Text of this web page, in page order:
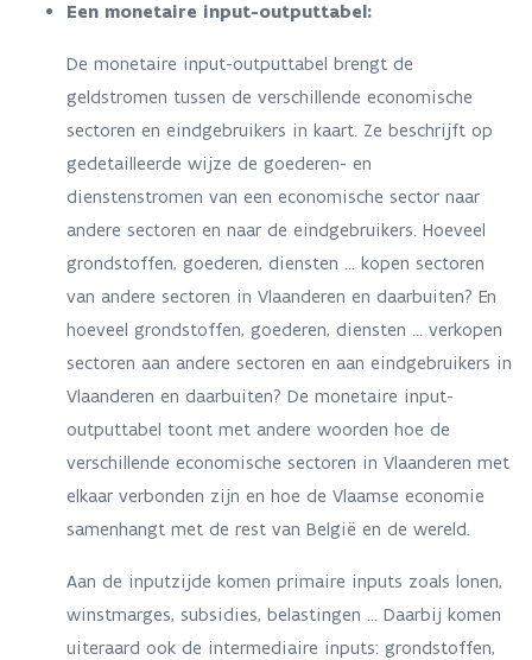
Een monetaire input-outputtabel:
De monetaire input-outputtabel brengt de
geldstromen tussen de verschillende economische
sectoren en eindgebruikers in kaart. Ze beschrijft op
gedetailleerde wijze de goederen- en
dienstenstromen van een economische sector naar
andere sectoren en naar de eindgebruikers. Hoeveel
grondstoffen, goederen, diensten ... kopen sectoren
van andere sectoren in Vlaanderen en daarbuiten? En
hoeveel grondstoffen, goederen, diensten ... verkopen
sectoren aan andere sectoren en aan eindgebruikers in
Vlaanderen en daarbuiten? De monetaire input-
outputtabel toont met andere woorden hoe de
verschillende economische sectoren in Vlaanderen met
elkaar verbonden zijn en hoe de Vlaamse economie
samenhangt met de rest van België en de wereld.
Aan de inputzijde komen primaire inputs zoals lonen,
winstmarges, subsidies, belastingen ... Daarbij komen
uiteraard ook de intermediaire inputs: grondstoffen,